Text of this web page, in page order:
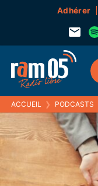
Adhérer
ACCUEIL ❯ PODCASTS